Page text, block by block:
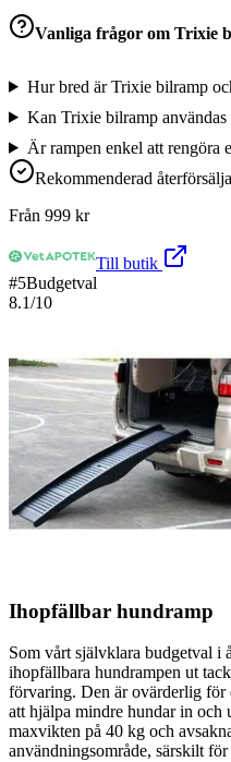
Vanliga frågor om Trixie
Hur bred är Trixie bilramp
Kan Trixie bilramp
Är rampen enkel att rengöra
Rekommenderad
Från 999 kr
Till butik
#5Budgetval
8.1/10
Ihopfällbar hundramp
Som vårt självklara budgetval i
ihopfällbara hundrampen ut
förvaring. Den är ovärderlig
att hjälpa mindre hundar in och
maxvikten på 40 kg och
användningsområde, särskilt för